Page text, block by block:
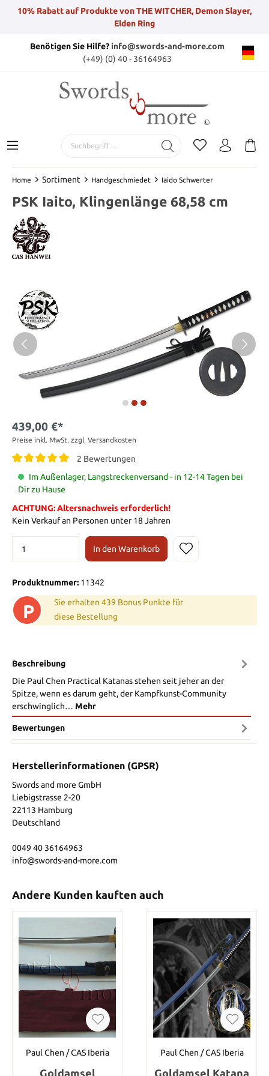
10% Rabatt auf Produkte von THE WITCHER, Demon Slayer,
Elden Ring
Benötigen Sie Hilfe?info@swords-and-more.com
(+49) (0) 40 - 36164963
Home Sortiment Handgeschmiedet Iaido Schwerter
PSK Iaito, Klingenlänge 68,58 cm
439,00 €*
Preise inkl. MwSt. zzgl. Versandkosten
2 Bewertungen
Im Außenlager, Langstreckenversand - in 12-14 Tagen bei
Dir zu Hause
ACHTUNG: Altersnachweis erforderlich!
Kein Verkauf an Personen unter 18 Jahren
In den Warenkorb
Produktnummer: 11342
P
Sie erhalten 439 Bonus Punkte für
diese Bestellung
Beschreibung
Die Paul Chen Practical Katanas stehen seit jeher an der
Spitze, wenn es darum geht, der Kampfkunst-Community
erschwinglich… Mehr
Bewertungen
Herstellerinformationen (GPSR)
Swords and more GmbH
Liebigstrasse 2-20
22113 Hamburg
Deutschland
0049 40 36164963
info@swords-and-more.com
Andere Kunden kauften auch
Paul Chen / CAS Iberia
Goldamsel
Paul Chen / CAS Iberia
Goldamsel Katana